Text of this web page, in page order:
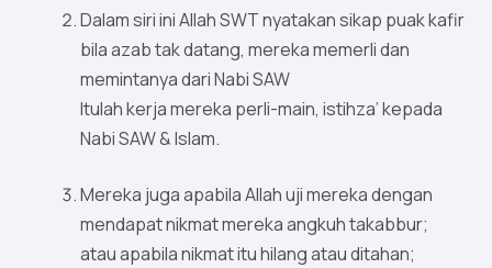
Dalam siri ini Allah SWT nyatakan sikap puak kafir
bila azab tak datang, mereka memerli dan
memintanya dari Nabi SAW
Itulah kerja mereka perli-main, istihza’ kepada
Nabi SAW & Islam.
Mereka juga apabila Allah uji mereka dengan
mendapat nikmat mereka angkuh takabbur;
atau apabila nikmat itu hilang atau ditahan;